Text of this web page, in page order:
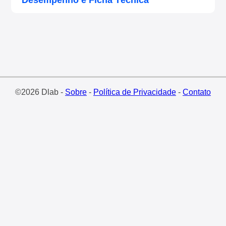
©2026 Dlab - Sobre- Política de Privacidade- Contato